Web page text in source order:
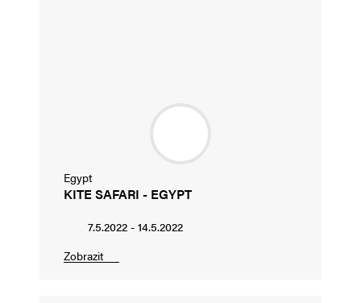
Egypt
KITE SAFARI - EGYPT
7.5.2022 - 14.5.2022
Zobrazit